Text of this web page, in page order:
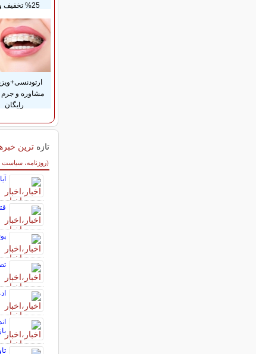
25% تخفیف ویژه
مشاوره و جرم
رایگان
تازه ترین
(روزنامه،
سایر خبرهای